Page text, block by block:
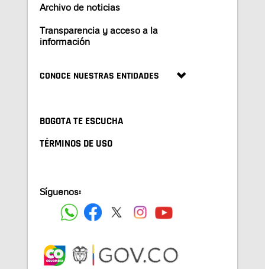
Archivo de noticias
Transparencia y acceso a la
información
CONOCE NUESTRAS ENTIDADES
BOGOTA TE ESCUCHA
TÉRMINOS DE USO
Síguenos: